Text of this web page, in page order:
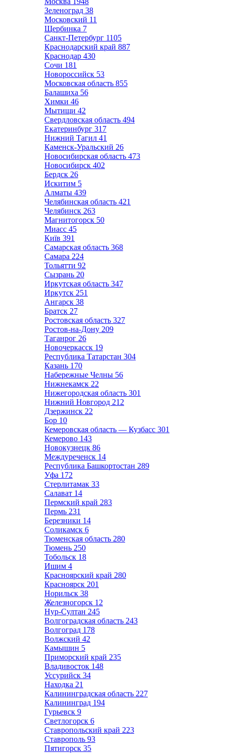
Зеленоград 38
Московский 11
Щербинка 7
Санкт-Петербург 1105
Краснодарский край 887
Краснодар 430
Сочи 181
Новороссийск 53
Московская область 855
Балашиха 56
Химки 46
Мытищи 42
Свердловская область 494
Екатеринбург 317
Нижний Тагил 41
Каменск-Уральский 26
Новосибирская область 473
Новосибирск 402
Бердск 26
Искитим 5
Алматы 439
Челябинская область 421
Челябинск 263
Магнитогорск 50
Миасс 45
Київ 391
Самарская область 368
Самара 224
Тольятти 92
Сызрань 20
Иркутская область 347
Иркутск 251
Ангарск 38
Братск 27
Ростовская область 327
Ростов-на-Дону 209
Таганрог 26
Новочеркасск 19
Республика Татарстан 304
Казань 170
Набережные Челны 56
Нижнекамск 22
Нижегородская область 301
Нижний Новгород 212
Дзержинск 22
Бор 10
Кемеровская область — Кузбасс 301
Кемерово 143
Новокузнецк 86
Междуреченск 14
Республика Башкортостан 289
Уфа 172
Стерлитамак 33
Салават 14
Пермский край 283
Пермь 231
Березники 14
Соликамск 6
Тюменская область 280
Тюмень 250
Тобольск 18
Ишим 4
Красноярский край 280
Красноярск 201
Норильск 38
Железногорск 12
Нур-Султан 245
Волгоградская область 243
Волгоград 178
Волжский 42
Камышин 5
Приморский край 235
Владивосток 148
Уссурийск 34
Находка 21
Калининградская область 227
Калининград 194
Гурьевск 9
Светлогорск 6
Ставропольский край 223
Ставрополь 93
Пятигорск 35